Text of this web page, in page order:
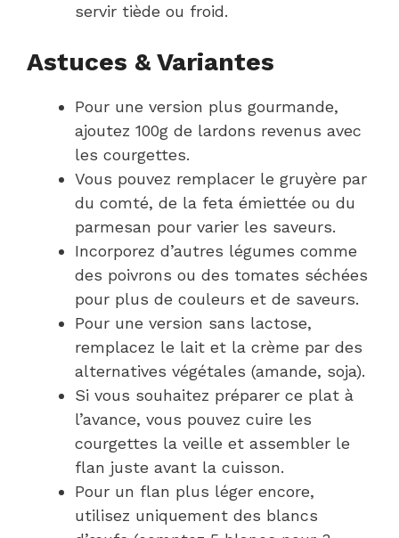
servir tiède ou froid.
Astuces & Variantes
Pour une version plus gourmande,
ajoutez 100g de lardons revenus avec
les courgettes.
Vous pouvez remplacer le gruyère par
du comté, de la feta émiettée ou du
parmesan pour varier les saveurs.
Incorporez d’autres légumes comme
des poivrons ou des tomates séchées
pour plus de couleurs et de saveurs.
Pour une version sans lactose,
remplacez le lait et la crème par des
alternatives végétales (amande, soja).
Si vous souhaitez préparer ce plat à
l’avance, vous pouvez cuire les
courgettes la veille et assembler le
flan juste avant la cuisson.
Pour un flan plus léger encore,
utilisez uniquement des blancs